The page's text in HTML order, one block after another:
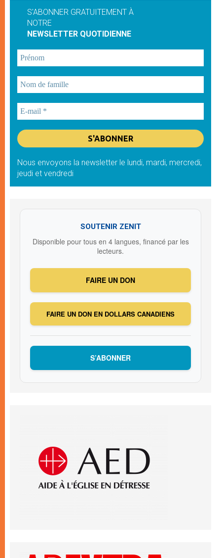
S'ABONNER GRATUITEMENT À
NOTRE
NEWSLETTER QUOTIDIENNE
Nous envoyons la newsletter le lundi, mardi, mercredi,
jeudi et vendredi
SOUTENIR ZENIT
Disponible pour tous en 4 langues, financé par les
lecteurs.
FAIRE UN DON
FAIRE UN DON EN DOLLARS CANADIENS
S’ABONNER